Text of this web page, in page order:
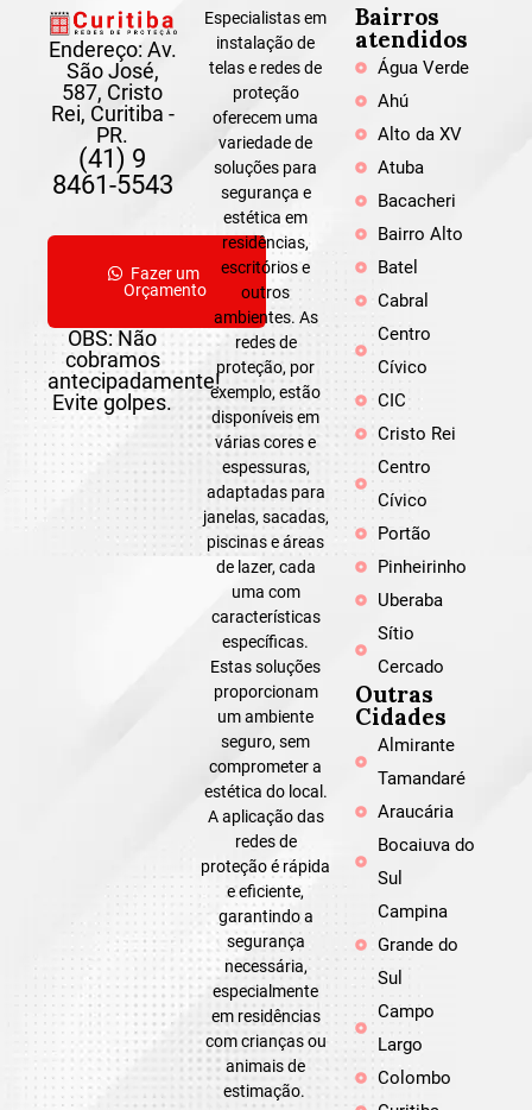
Endereço: Av.
São José,
587, Cristo
Rei, Curitiba -
PR.
(41) 9
8461-5543
Fazer um
Orçamento
OBS: Não
cobramos
antecipadamente!
Evite golpes.
Especialistas em
instalação de
telas e redes de
proteção
oferecem uma
variedade de
soluções para
segurança e
estética em
residências,
escritórios e
outros
ambientes. As
redes de
proteção, por
exemplo, estão
disponíveis em
várias cores e
espessuras,
adaptadas para
janelas, sacadas,
piscinas e áreas
de lazer, cada
uma com
características
específicas.
Estas soluções
proporcionam
um ambiente
seguro, sem
comprometer a
estética do local.
A aplicação das
redes de
proteção é rápida
e eficiente,
garantindo a
segurança
necessária,
especialmente
em residências
com crianças ou
animais de
estimação.
Bairros
atendidos
Água Verde
Ahú
Alto da XV
Atuba
Bacacheri
Bairro Alto
Batel
Cabral
Centro
Cívico
CIC
Cristo Rei
Centro
Cívico
Portão
Pinheirinho
Uberaba
Sítio
Cercado
Outras
Cidades
Almirante
Tamandaré
Araucária
Bocaiuva do
Sul
Campina
Grande do
Sul
Campo
Largo
Colombo